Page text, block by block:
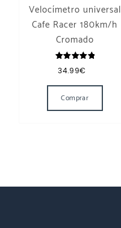
Velocímetro universal
Cafe Racer 180km/h
Cromado
con
de 5
34.99€
Comprar